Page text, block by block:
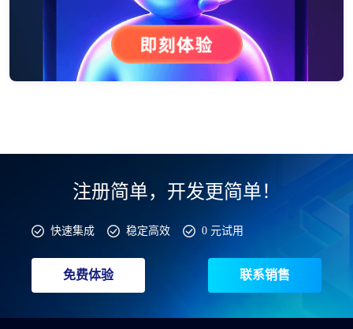
注册简单，开发更简单！
快速集成 稳定高效 0 元试用
免费体验 联系销售